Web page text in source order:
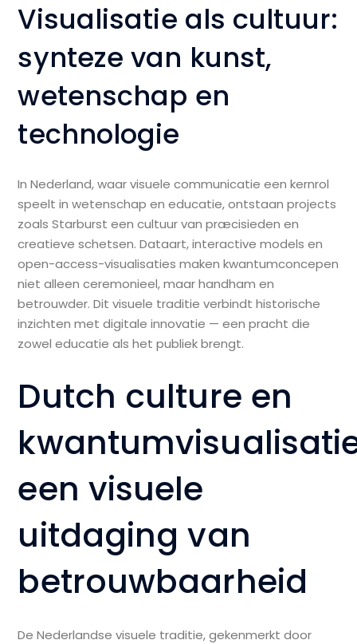
Visualisatie als cultuur:
synteze van kunst,
wetenschap en
technologie
In Nederland, waar visuele communicatie een kernrol
speelt in wetenschap en educatie, ontstaan projects
zoals Starburst een cultuur van præcisieden en
creatieve schetsen. Dataart, interactive models en
open-access-visualisaties maken kwantumconcepen
niet alleen ceremonieel, maar handham en
betrouwder. Dit visuele traditie verbindt historische
inzichten met digitale innovatie — een pracht die
zowel educatie als het publiek brengt.
Dutch culture en
een visuele
uitdaging van
betrouwbaarheid
De Nederlandse visuele traditie, gekenmerkt door